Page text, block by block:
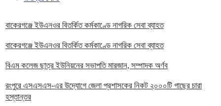
বাকেরগঞ্জে ইউএনওর বিতর্কিত কর্মকাণ্ডে নাগরিক সেবা ব্যাহত
বাকেরগঞ্জে ইউএনওর বিতর্কিত কর্মকাণ্ডে নাগরিক সেবা ব্যাহত
বিএম কলেজ ছাত্র ইউনিয়নের সভাপতি মারজান, সম্পাদক অর্ণব
রংপুরে এসএসএস-এর উদ্যোগে জেলা প্রশাসকের নিকট ২০০০টি গাছের চারা
হস্তান্তর